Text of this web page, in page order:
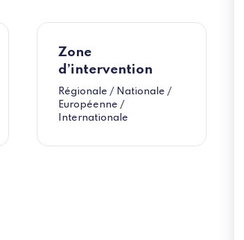
Zone
d’intervention
Régionale / Nationale /
Européenne /
Internationale